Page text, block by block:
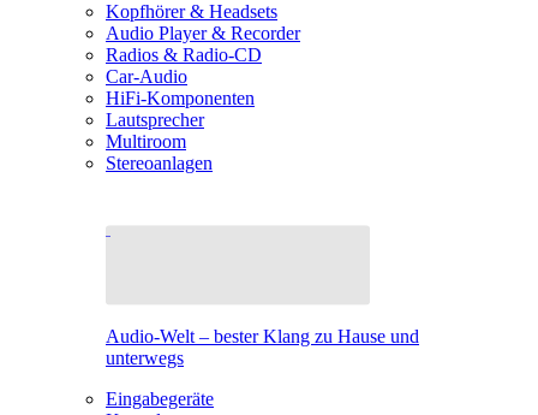
Kopfhörer & Headsets
Audio Player & Recorder
Radios & Radio-CD
Car-Audio
HiFi-Komponenten
Lautsprecher
Multiroom
Stereoanlagen
Audio-Welt – bester Klang zu Hause und
unterwegs
Eingabegeräte